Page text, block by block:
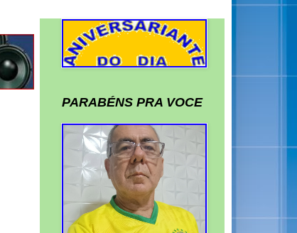
PARABÉNS PRA VOCE